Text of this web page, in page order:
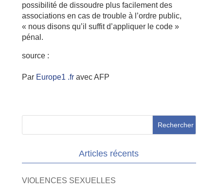
possibilité de dissoudre plus facilement des
associations en cas de trouble à l’ordre public,
« nous disons qu’il suffit d’appliquer le code »
pénal.
source :
Par Europe1 .fr avec AFP
Articles récents
VIOLENCES SEXUELLES